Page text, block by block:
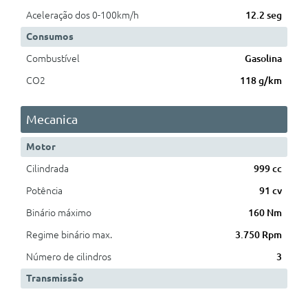
Aceleração dos 0-100km/h
12.2 seg
Consumos
Combustível
Gasolina
CO2
118 g/km
Mecanica
Motor
Cilindrada
999 cc
Potência
91 cv
Binário máximo
160 Nm
Regime binário max.
3.750 Rpm
Número de cilindros
3
Transmissão